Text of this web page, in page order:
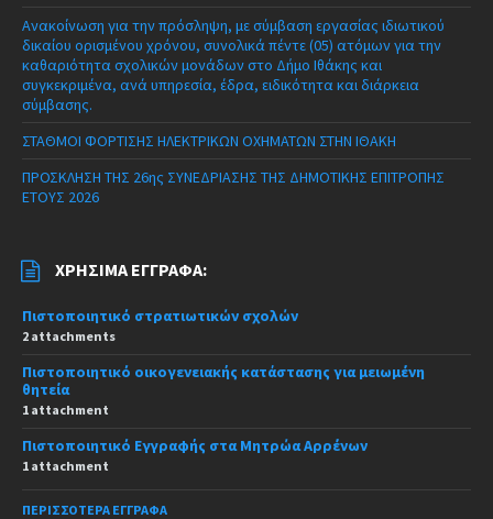
Ανακοίνωση για την πρόσληψη, με σύμβαση εργασίας ιδιωτικού
δικαίου ορισμένου χρόνου, συνολικά πέντε (05) ατόμων για την
καθαριότητα σχολικών μονάδων στο Δήμο Ιθάκης και
συγκεκριμένα, ανά υπηρεσία, έδρα, ειδικότητα και διάρκεια
σύμβασης.
ΣΤΑΘΜΟΙ ΦΟΡΤΙΣΗΣ ΗΛΕΚΤΡΙΚΩΝ ΟΧΗΜΑΤΩΝ ΣΤΗΝ ΙΘΑΚΗ
ΠΡΟΣΚΛΗΣΗ ΤΗΣ 26ης ΣΥΝΕΔΡΙΑΣΗΣ ΤΗΣ ΔΗΜΟΤΙΚΗΣ ΕΠΙΤΡΟΠΗΣ
ΕΤΟΥΣ 2026
ΧΡΉΣΙΜΑ ΈΓΓΡΑΦΑ:
Πιστοποιητικό στρατιωτικών σχολών
2 attachments
Πιστοποιητικό οικογενειακής κατάστασης για μειωμένη
θητεία
1 attachment
Πιστοποιητικό Εγγραφής στα Μητρώα Αρρένων
1 attachment
ΠΕΡΙΣΣΌΤΕΡΑ ΈΓΓΡΑΦΑ